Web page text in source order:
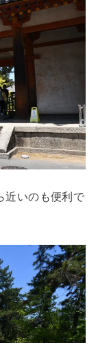
近いのも便利で